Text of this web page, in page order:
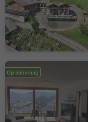
Op aanvraag